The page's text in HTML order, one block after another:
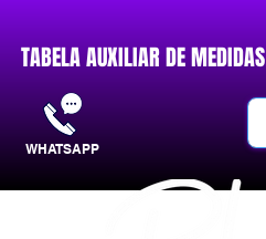
TABELA AUXILIAR DE MEDIDAS
WHATSAPP